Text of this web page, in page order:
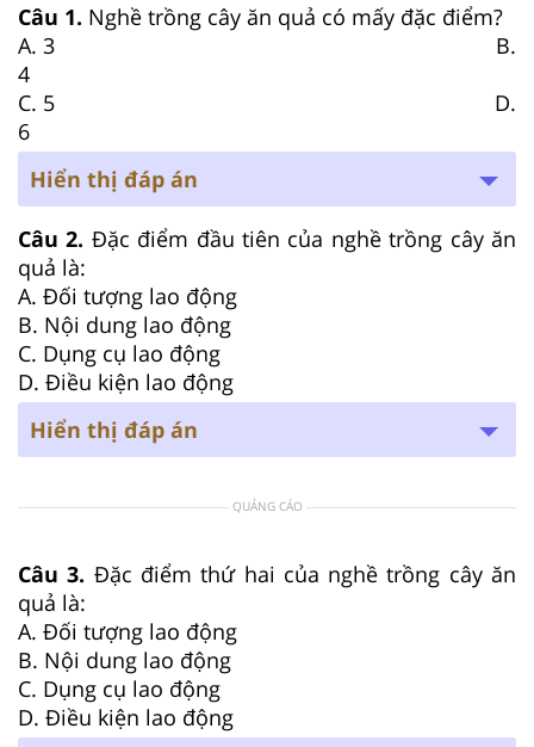
Câu 1. Nghề trồng cây ăn quả có mấy đặc điểm?
A. 3 B.
4
C. 5 D.
6
Hiển thị đáp án
Câu 2. Đặc điểm đầu tiên của nghề trồng cây ăn
quả là:
A. Đối tượng lao động
B. Nội dung lao động
C. Dụng cụ lao động
D. Điều kiện lao động
Hiển thị đáp án
QUẢNG CÁO
Câu 3. Đặc điểm thứ hai của nghề trồng cây ăn
quả là:
A. Đối tượng lao động
B. Nội dung lao động
C. Dụng cụ lao động
D. Điều kiện lao động